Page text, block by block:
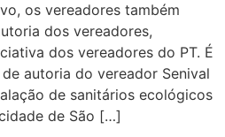
os vereadores também
dos vereadores,
dos vereadores do PT. É
autoria do vereador Senival
de sanitários ecológicos
de São […]